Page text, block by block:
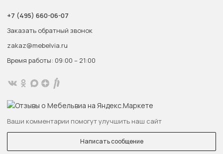
+7 (495) 660-06-07
Заказать обратный звонок
zakaz@mebelvia.ru
Время работы: 09:00 – 21:00
Ваши комментарии помогут улучшить наш сайт
Написать сообщение